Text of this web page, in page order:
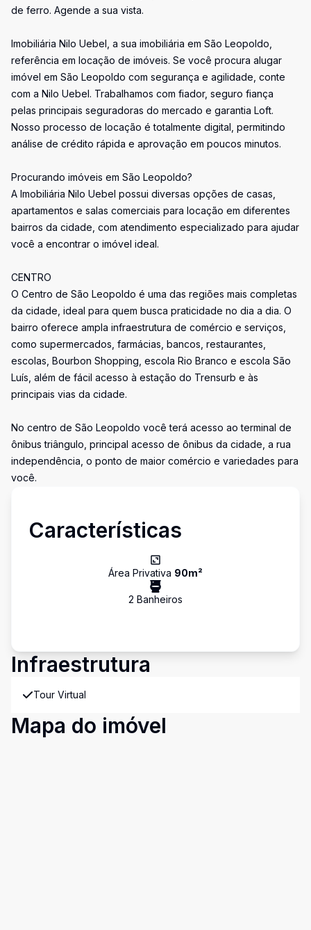
de ferro. Agende a sua vista.
Imobiliária Nilo Uebel, a sua imobiliária em São Leopoldo,
referência em locação de imóveis. Se você procura alugar
imóvel em São Leopoldo com segurança e agilidade, conte
com a Nilo Uebel. Trabalhamos com fiador, seguro fiança
pelas principais seguradoras do mercado e garantia Loft.
Nosso processo de locação é totalmente digital, permitindo
análise de crédito rápida e aprovação em poucos minutos.
Procurando imóveis em São Leopoldo?
A Imobiliária Nilo Uebel possui diversas opções de casas,
apartamentos e salas comerciais para locação em diferentes
bairros da cidade, com atendimento especializado para ajudar
você a encontrar o imóvel ideal.
CENTRO
O Centro de São Leopoldo é uma das regiões mais completas
da cidade, ideal para quem busca praticidade no dia a dia. O
bairro oferece ampla infraestrutura de comércio e serviços,
como supermercados, farmácias, bancos, restaurantes,
escolas, Bourbon Shopping, escola Rio Branco e escola São
Luís, além de fácil acesso à estação do Trensurb e às
principais vias da cidade.
No centro de São Leopoldo você terá acesso ao terminal de
ônibus triângulo, principal acesso de ônibus da cidade, a rua
independência, o ponto de maior comércio e variedades para
você.
Características
Área Privativa 90m²
2 Banheiros
Infraestrutura
Tour Virtual
Mapa do imóvel